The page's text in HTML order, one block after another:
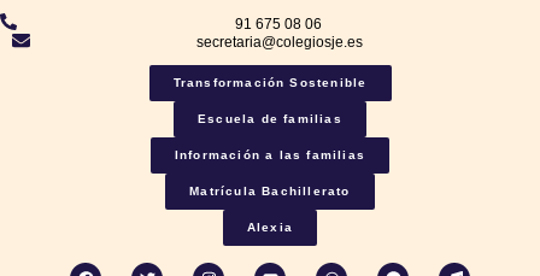
91 675 08 06
secretaria@colegiosje.es
Transformación Sostenible
Escuela de familias
Información a las familias
Matrícula Bachillerato
Alexia